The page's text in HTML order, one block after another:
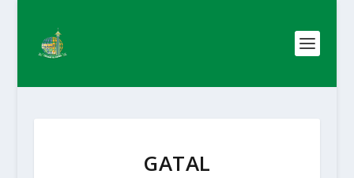
GATAL